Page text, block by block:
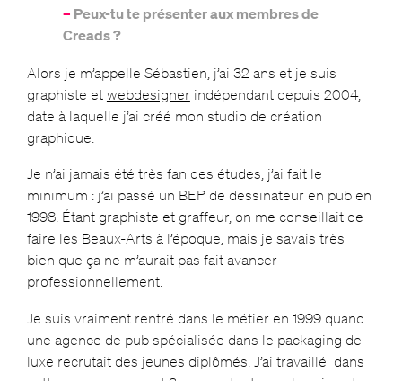
– Peux-tu te présenter aux membres de
Creads ?
Alors je m’appelle Sébastien, j’ai 32 ans et je suis
graphiste et webdesigner indépendant depuis 2004,
date à laquelle j’ai créé mon studio de création
graphique.
Je n’ai jamais été très fan des études, j’ai fait le
minimum : j’ai passé un BEP de dessinateur en pub en
1998. Étant graphiste et graffeur, on me conseillait de
faire les Beaux-Arts à l’époque, mais je savais très
bien que ça ne m’aurait pas fait avancer
professionnellement.
Je suis vraiment rentré dans le métier en 1999 quand
une agence de pub spécialisée dans le packaging de
luxe recrutait des jeunes diplômés. J’ai travaillé dans